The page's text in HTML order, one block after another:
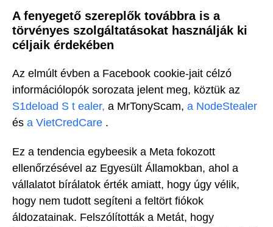
A fenyegető szereplők továbbra is a
törvényes szolgáltatásokat használják ki
céljaik érdekében
Az elmúlt évben a Facebook cookie-jait célzó
információlopók sorozata jelent meg, köztük az
S1deload S t ealer, a MrTonyScam, a NodeStealer
és a VietCredCare .
Ez a tendencia egybeesik a Meta fokozott
ellenőrzésével az Egyesült Államokban, ahol a
vállalatot bírálatok érték amiatt, hogy úgy vélik,
hogy nem tudott segíteni a feltört fiókok
áldozatainak. Felszólították a Metát, hogy